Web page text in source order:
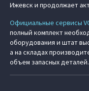
Ижевск и продолжает
Официальные сервисы
полный комплект
оборудования и штат
а на складах
объем запасных деталей.